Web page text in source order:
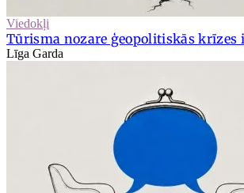
Viedokļi
Tūrisma nozare ģeopolitiskās krīzes
Līga Garda